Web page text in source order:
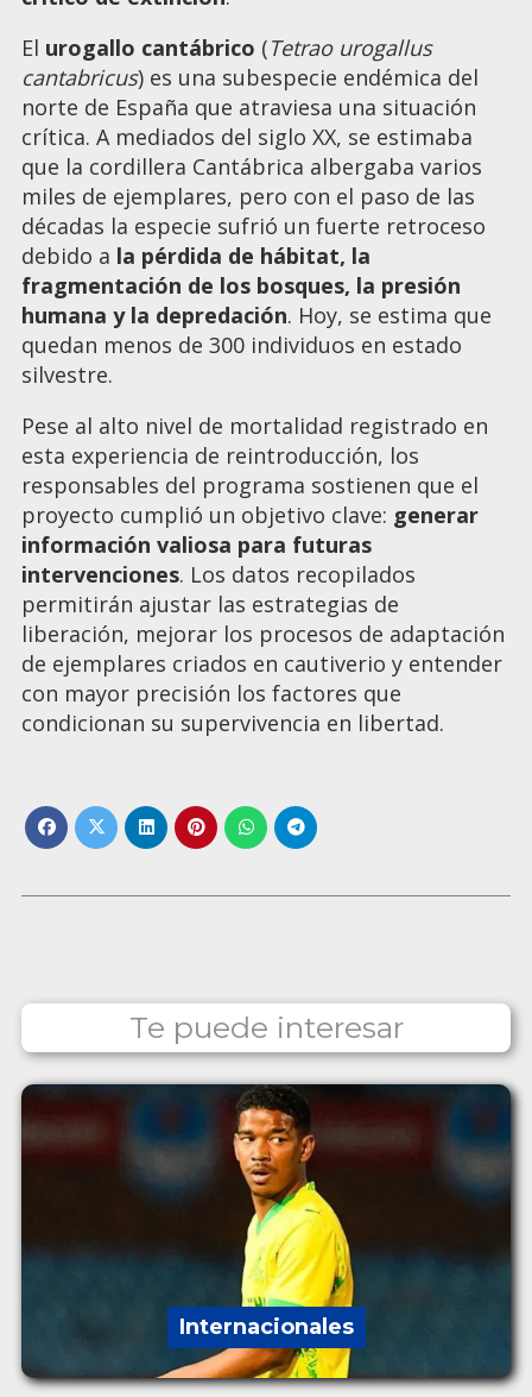
El urogallo cantábrico (Tetrao urogallus
cantabricus) es una subespecie endémica del
norte de España que atraviesa una situación
crítica. A mediados del siglo XX, se estimaba
que la cordillera Cantábrica albergaba varios
miles de ejemplares, pero con el paso de las
décadas la especie sufrió un fuerte retroceso
debido a la pérdida de hábitat, la
fragmentación de los bosques, la presión
humana y la depredación. Hoy, se estima que
quedan menos de 300 individuos en estado
silvestre.
Pese al alto nivel de mortalidad registrado en
esta experiencia de reintroducción, los
responsables del programa sostienen que el
proyecto cumplió un objetivo clave: generar
información valiosa para futuras
intervenciones. Los datos recopilados
permitirán ajustar las estrategias de
liberación, mejorar los procesos de adaptación
de ejemplares criados en cautiverio y entender
con mayor precisión los factores que
condicionan su supervivencia en libertad.
Te puede interesar
Internacionales